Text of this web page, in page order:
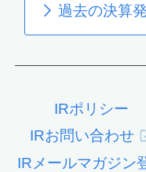
過去の決算
IRポリシー
IRお問い合わせ
IRメールマガジン